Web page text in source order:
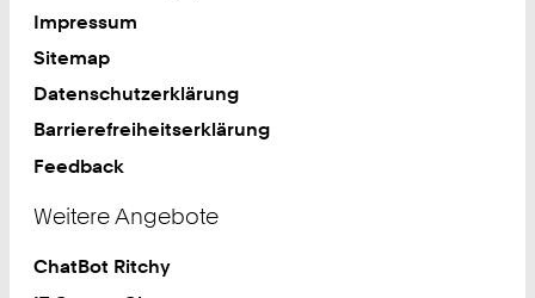
Impressum
Sitemap
Datenschutzerklärung
Barrierefreiheitserklärung
Feedback
Weitere Angebote
ChatBot Ritchy